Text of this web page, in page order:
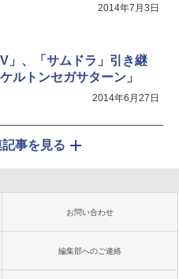
2014年7月3日
V」、「サムドラ」引き継
ルトンセガサターン」
2014年6月27日
事を見る
お問い合わせ
編集部へのご連絡